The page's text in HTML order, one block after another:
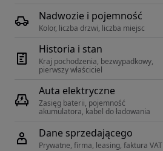
Nadwozie i pojemność
Kolor, liczba drzwi, liczba miejsc
Historia i stan
Kraj pochodzenia, bezwypadkowy,
pierwszy właściciel
Auta elektryczne
Zasięg baterii, pojemność
akumulatora, kabel do ładowania
Dane sprzedającego
Prywatne, firma, leasing, faktura VAT